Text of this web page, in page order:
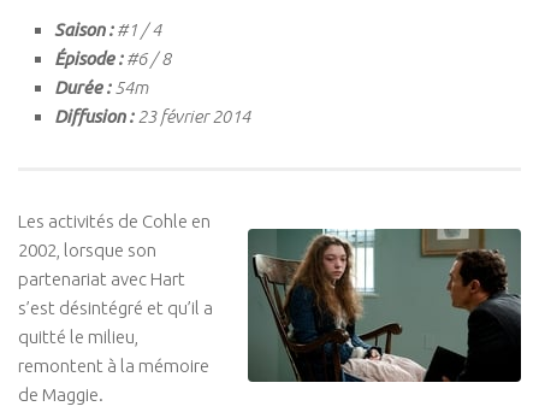
Saison :#1 / 4
Épisode :#6 / 8
Durée :54m
Diffusion :23 février 2014
Les activités de Cohle en
2002, lorsque son
partenariat avec Hart
s’est désintégré et qu’il a
quitté le milieu,
remontent à la mémoire
de Maggie.